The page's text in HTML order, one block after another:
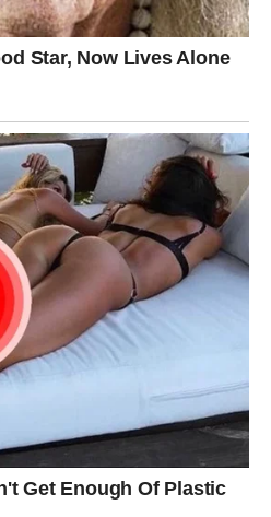
umanjiti ženski duh je:
od 60 godina ima svako pravo
putovanja, zaljubljivanja,
načina života. Snovi,
trajanja. Dopustiti drugima da
na temelju njezine dobi
koji joj troše energiju
šezdesete godine, jer vrijeme
se trenutak mora cijeniti i ne
propagiraju negativnost,
manipulaciju. Veze i
izvori mira, radosti i
ostaviti u prošlosti.
vlastitim izgledom ili tjelesnom
često uzdiže mladost kao